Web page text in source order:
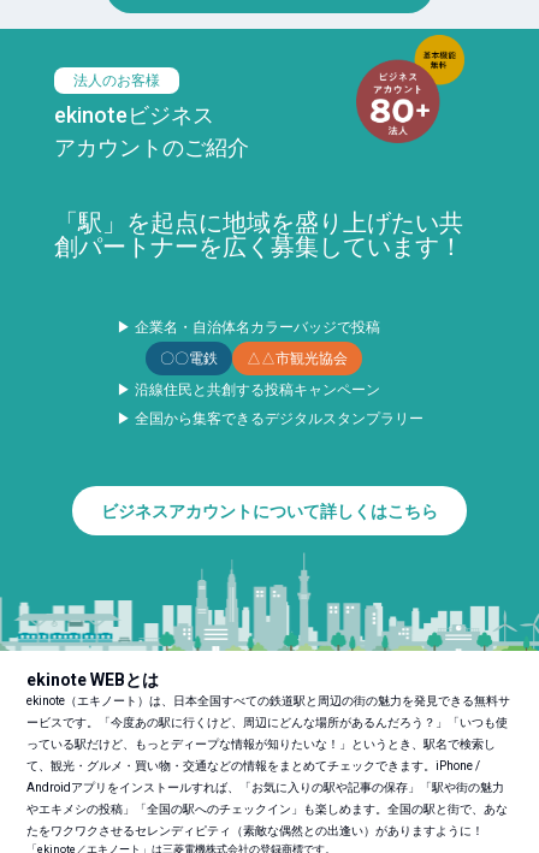
法人のお客様
ekinoteビジネス
アカウントのご紹介
「駅」を起点に地域を盛り上げたい共
創パートナーを広く募集しています！
▶ 企業名・自治体名カラーバッジで投稿
〇〇電鉄
△△市観光協会
▶ 沿線住民と共創する投稿キャンペーン
▶ 全国から集客できるデジタルスタンプラリー
ビジネスアカウントについて詳しくはこちら
ekinote WEBとは
ekinote（エキノート）は、日本全国すべての鉄道駅と周辺の街の魅力を発見できる無料サ
ービスです。「今度あの駅に行くけど、周辺にどんな場所があるんだろう？」「いつも使
っている駅だけど、もっとディープな情報が知りたいな！」というとき、駅名で検索し
て、観光・グルメ・買い物・交通などの情報をまとめてチェックできます。iPhone /
Androidアプリをインストールすれば、「お気に入りの駅や記事の保存」「駅や街の魅力
やエキメシの投稿」「全国の駅へのチェックイン」も楽しめます。全国の駅と街で、あな
たをワクワクさせるセレンディピティ（素敵な偶然との出逢い）がありますように！
「ekinote／エキノート」は三菱電機株式会社の登録商標です。